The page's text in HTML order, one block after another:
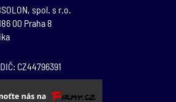
spol. s r.o.
00 Praha 8
CZ44796391